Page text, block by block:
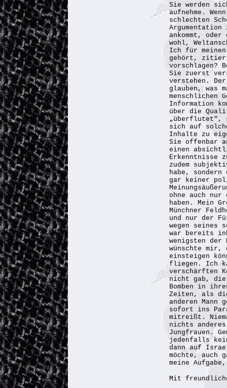
Sie werden
aufnehme.
schlechten
ankommt,
wohl,
Ich für
gehört,
Sie zuerst
verstehen.
glauben, was
Information
über die
„überflutet“,
sich auf
Inhalte zu
Sie offenbar
einen
Erkenntnisse
zudem
habe,
gar keiner
ohne auch
haben. Mein
Münchner
und nur der
wegen seines
war bereits
wenigsten
wünschte mir,
einsteigen
fliegen. Ich
verschärften
nicht gab, die
Bomben in
Zeiten, als die
anderen Mann
sofort ins
mitreißt.
nichts
Jungfrauen.
jedenfalls
dann auf
möchte, auch
meine
Mit